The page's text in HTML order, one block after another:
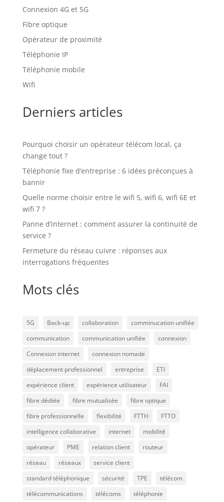
Connexion 4G et 5G
Fibre optique
Opérateur de proximité
Téléphonie IP
Téléphonie mobile
Wifi
Derniers articles
Pourquoi choisir un opérateur télécom local, ça
change tout ?
Téléphonie fixe d’entreprise : 6 idées préconçues à
bannir
Quelle norme choisir entre le wifi 5, wifi 6, wifi 6E et
wifi 7 ?
Panne d’internet : comment assurer la continuité de
service ?
Fermeture du réseau cuivre : réponses aux
interrogations fréquentes
Mots clés
5G Back-up collaboration
comminucation unifiée
communication
communication unifiée
connexion
Connexion internet
connexion nomade
déplacement professionnel
entreprise
ETI
expérience client
expérience utilisateur
FAI
fibre dédiée
fibre mutualisée
fibre optique
fibre professionnelle
flexibilité FTTH
FTTO
intelligence collaborative
internet
mobilité
opérateur
PME relation client
routeur
réseau
réseaux
service client
standard téléphonique
sécurité TPE
télécom
télécommunications
télécoms
téléphonie